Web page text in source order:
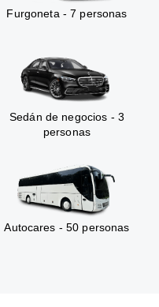
Furgoneta - 7 personas
Sedán de negocios - 3
personas
Autocares - 50 personas